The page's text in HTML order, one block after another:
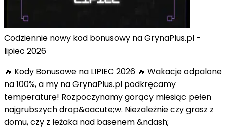
Codziennie nowy kod bonusowy na GrynaPlus.pl -
lipiec 2026
🔥 Kody Bonusowe na LIPIEC 2026 🔥 Wakacje odpalone
na 100%, a my na GrynaPlus.pl podkręcamy
temperaturę! Rozpoczynamy gorący miesiąc pełen
najgrubszych drop&oacute;w. Niezależnie czy grasz z
domu, czy z leżaka nad basenem &ndash;